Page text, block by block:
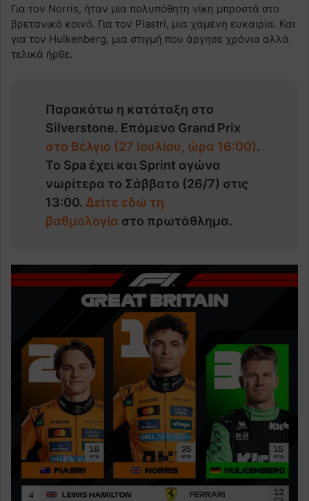
Για τον Norris, ήταν μια πολυπόθητη νίκη μπροστά στο
βρετανικό κοινό. Για τον Piastri, μια χαμένη ευκαιρία. Και
για τον Hulkenberg, μια στιγμή που άργησε χρόνια αλλά
τελικά ήρθε.
Παρακάτω η κατάταξη στο
Silverstone. Επόμενο Grand Prix
στο Βέλγιο (27 Ιουλίου, ώρα 16:00).
To Spa έχει και Sprint αγώνα
νωρίτερα το Σάββατο (26/7) στις
13:00. Δείτε εδώ τη
βαθμολογία στο πρωτάθλημα.